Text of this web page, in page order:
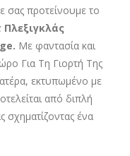
σας προτείνουμε το
Με φαντασία και
Για Τη Γιορτή Της
εκτυπωμένο με
από διπλή
ένα